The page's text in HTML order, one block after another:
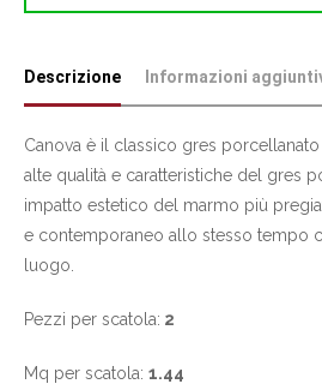
Descrizione Informazioni
Canova è il classico gres
alte qualità e caratteristiche del gres
impatto estetico del marmo più
e contemporaneo allo stesso tempo
luogo.
Pezzi per scatola: 2
Mq per scatola: 1.44